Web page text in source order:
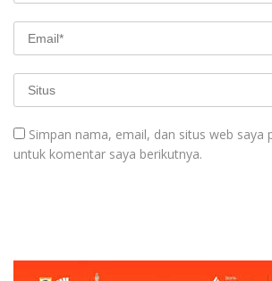
Simpan nama, email, dan situs web saya
untuk komentar saya berikutnya.